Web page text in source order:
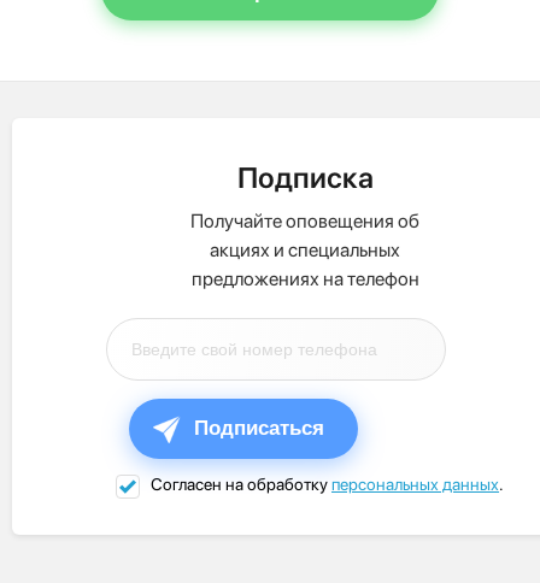
Подписка
Получайте оповещения об
акциях и специальных
предложениях на телефон
Подписаться
Согласен на обработкуперсональных данных.